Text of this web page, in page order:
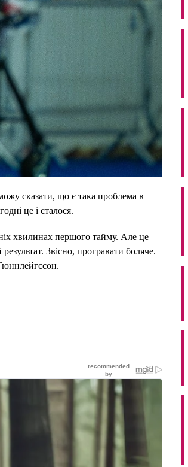
сказати, що є така проблема в
це і сталося.
хвилинах першого тайму. Але це
Звісно, програвати боляче.